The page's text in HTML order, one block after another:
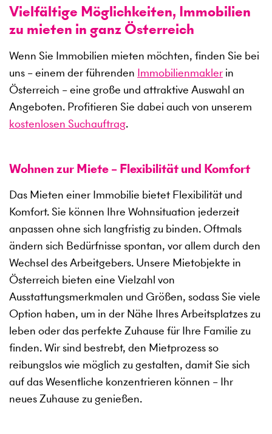
Vielfältige Möglichkeiten, Immobilien
zu mieten in ganz Österreich
Wenn Sie Immobilien mieten möchten, finden Sie bei
uns – einem der führenden Immobilienmakler in
Österreich – eine große und attraktive Auswahl an
Angeboten. Profitieren Sie dabei auch von unserem
kostenlosen Suchauftrag.
Wohnen zur Miete – Flexibilität und Komfort
Das Mieten einer Immobilie bietet Flexibilität und
Komfort. Sie können Ihre Wohnsituation jederzeit
anpassen ohne sich langfristig zu binden. Oftmals
ändern sich Bedürfnisse spontan, vor allem durch den
Wechsel des Arbeitgebers. Unsere Mietobjekte in
Österreich bieten eine Vielzahl von
Ausstattungsmerkmalen und Größen, sodass Sie viele
Option haben, um in der Nähe Ihres Arbeitsplatzes zu
leben oder das perfekte Zuhause für Ihre Familie zu
finden. Wir sind bestrebt, den Mietprozess so
reibungslos wie möglich zu gestalten, damit Sie sich
auf das Wesentliche konzentrieren können – Ihr
neues Zuhause zu genießen.